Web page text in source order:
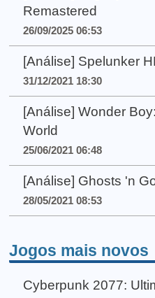
Remastered
26/09/2025 06:53
[Análise] Spelunker
31/12/2021 18:30
[Análise] Wonder
World
25/06/2021 06:48
[Análise] Ghosts 'n
28/05/2021 08:53
Jogos mais novos
Cyberpunk 2077: